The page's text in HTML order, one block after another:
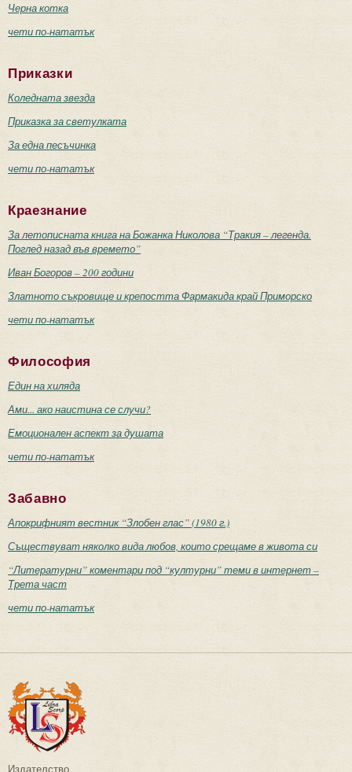
Черна котка
чети по-нататък
Приказки
Коледната звезда
Приказка за светулката
За една песъчинка
чети по-нататък
Краезнание
За летописната книга на Божанка Николова “Тракия – легенда.
Поглед назад във времето”
Иван Богоров – 200 години
Златното съкровище и крепостта Фармакида край Приморско
чети по-нататък
Философия
Един на хиляда
Ами... ако наистина се случи?
Емоционален аспект за душата
чети по-нататък
Забавно
Апокрифният вестник “Злобен глас” (1980 г.)
Съществуват няколко вида любов, които срещаме в живота си
“Литературни” коментари под “културни” теми в интернет –
Трета част
чети по-нататък